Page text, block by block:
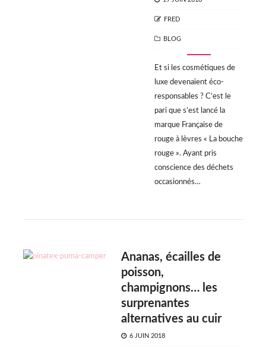
AUTHOR
FRED
CATEGORIES
BLOG
Et si les cosmétiques de
luxe devenaient éco-
responsables ? C’est le
pari que s’est lancé la
marque Française de
rouge à lèvres « La bouche
rouge ». Ayant pris
conscience des déchets
occasionnés…
Ananas, écailles de
poisson,
champignons… les
surprenantes
alternatives au cuir
POSTED
6 JUIN 2018